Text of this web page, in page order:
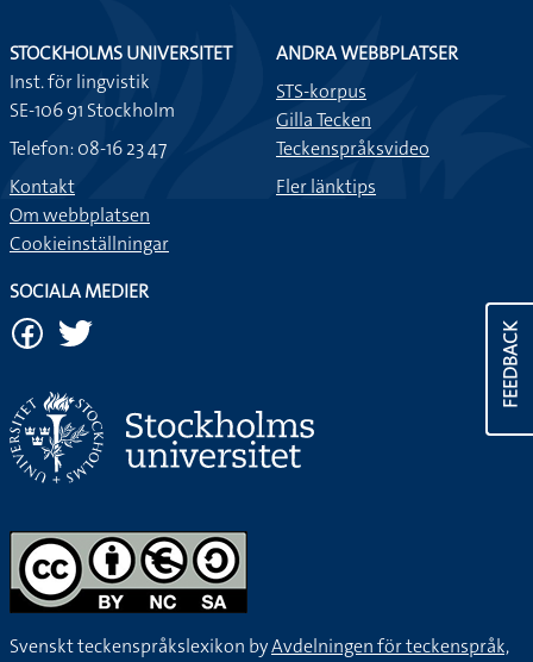
FEEDBACK
STOCKHOLMS UNIVERSITET
Inst. för lingvistik
SE-106 91 Stockholm
Telefon: 08-16 23 47
Kontakt
Om webbplatsen
Cookieinställningar
ANDRA WEBBPLATSER
STS-korpus
Gilla Tecken
Teckenspråksvideo
Fler länktips
SOCIALA MEDIER
Svenskt teckenspråkslexikon byAvdelningen för teckenspråk,